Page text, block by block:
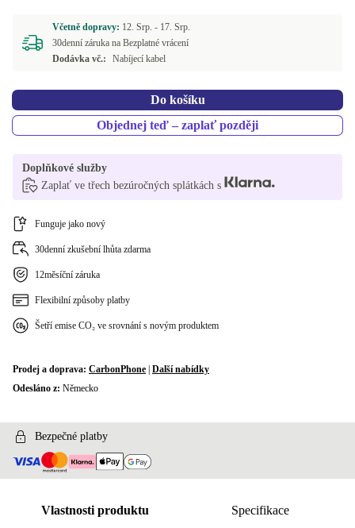
Včetně dopravy: 12. Srp. - 17. Srp.
30denní záruka na Bezplatné vrácení
Dodávka vč.:
Nabíjecí kabel
Do košíku
Objednej teď – zaplať později
Doplňkové služby
Zaplať ve třech bezúročných splátkách s
Funguje jako nový
30denní zkušební lhůta zdarma
12měsíční záruka
Flexibilní způsoby platby
Šetří emise CO₂ ve srovnání s novým produktem
Prodej a doprava: CarbonPhone Další nabídky
Odesláno z: Německo
Bezpečné platby
Vlastnosti produktu Specifikace